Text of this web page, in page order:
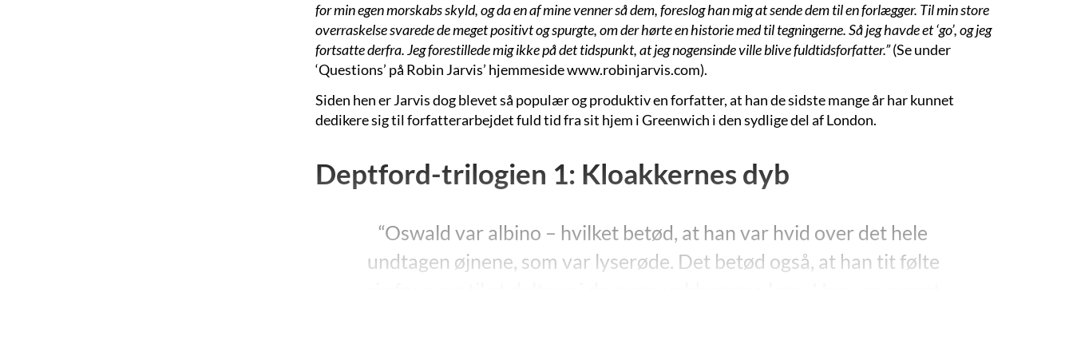
for min egen morskabs skyld, og da en af mine venner så dem, foreslog han mig at sende dem til en forlægger. Til min store
overraskelse svarede de meget positivt og spurgte, om der hørte en historie med til tegningerne. Så jeg havde et ‘go’, og jeg
fortsatte derfra. Jeg forestillede mig ikke på det tidspunkt, at jeg nogensinde ville blive fuldtidsforfatter.”(Se under
‘Questions’ på Robin Jarvis’ hjemmeside www.robinjarvis.com).
Siden hen er Jarvis dog blevet så populær og produktiv en forfatter, at han de sidste mange år har kunnet
dedikere sig til forfatterarbejdet fuld tid fra sit hjem i Greenwich i den sydlige del af London.
Deptford-trilogien 1: Kloakkernes dyb
“Oswald var albino – hvilket betød, at han var hvid over det hele
undtagen øjnene, som var lyserøde. Det betød også, at han tit følte